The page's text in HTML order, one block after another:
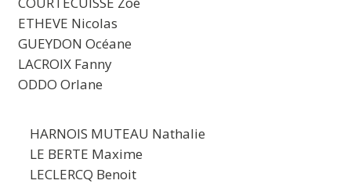
ETHEVE Nicolas
GUEYDON Océane
LACROIX Fanny
ODDO Orlane
HARNOIS MUTEAU Nathalie
LE BERTE Maxime
LECLERCQ Benoit